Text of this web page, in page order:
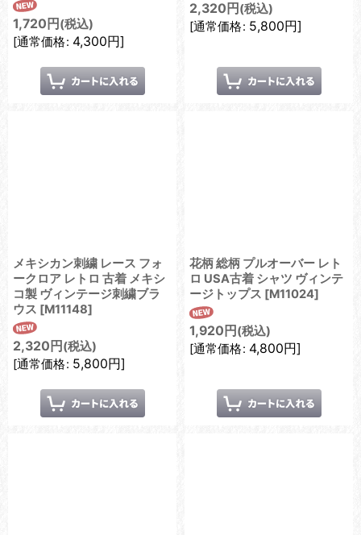
1,720 円 (税込)
[通常価格: 4,300円]
2,320 円 (税込)
[通常価格: 5,800円]
メキシカン刺繍 レース フォ
ークロア レトロ 古着 メキシ
コ製 ヴィンテージ刺繍ブラ
ウス [M11148]
2,320 円 (税込)
[通常価格: 5,800円]
花柄 総柄 プルオーバー レト
ロ USA古着 シャツ ヴィンテ
ージトップス [M11024]
1,920 円 (税込)
[通常価格: 4,800円]